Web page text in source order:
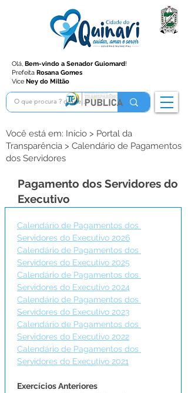
Olá, Bem-vindo a Senador Guiomard!
Prefeita Rosana Gomes
Vice Ney do Miltão
Você está em: Início > Portal da
Transparência > Calendário de Pagamentos
dos Servidores
Pagamento dos Servidores do
Executivo
Calendário de Pagamentos dos
Servidores do Executivo 2026
Calendário de Pagamentos dos
Servidores do Executivo 2025
Calendário de Pagamentos dos
Servidores do Executivo 2024
Calendário de Pagamentos dos
Servidores do Executivo 2023
Calendário de Pagamentos dos
Servidores do Executivo 2022
Calendário de Pagamentos dos
Servidores do Executivo 2021
Exercícios Anteriores